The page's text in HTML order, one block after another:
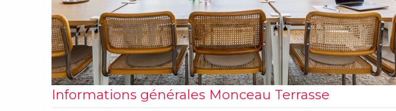
Informations générales Monceau Terrasse